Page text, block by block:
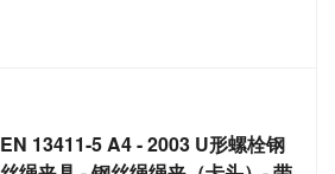
EN 13411-5 A4 - 2003 U形螺栓钢